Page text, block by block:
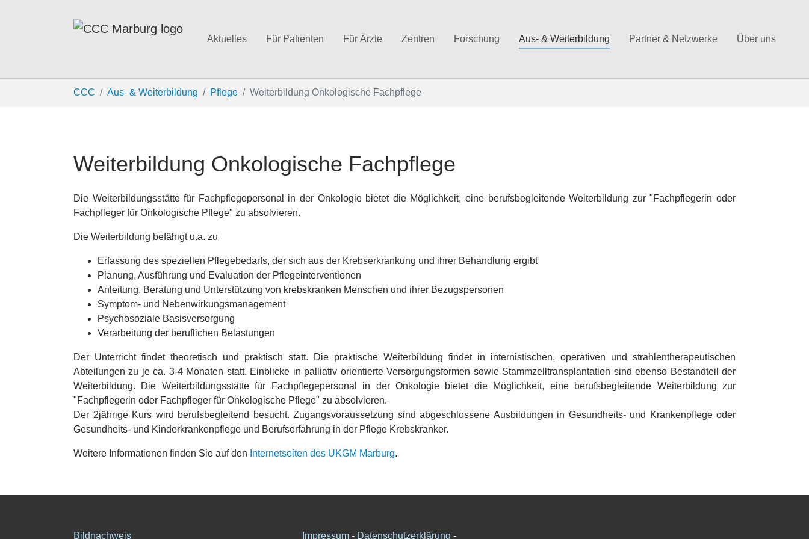
Aktuelles Für Patienten Für Ärzte Zentren Forschung Aus- & Weiterbildung Partner & Netzwerke Über uns
CCC Aus- & Weiterbildung Pflege Weiterbildung Onkologische Fachpflege
Weiterbildung Onkologische Fachpflege
Die Weiterbildungsstätte für Fachpflegepersonal in der Onkologie bietet die Möglichkeit, eine berufsbegleitende Weiterbildung zur "Fachpflegerin oder
Fachpfleger für Onkologische Pflege" zu absolvieren.
Die Weiterbildung befähigt u.a. zu
Erfassung des speziellen Pflegebedarfs, der sich aus der Krebserkrankung und ihrer Behandlung ergibt
Planung, Ausführung und Evaluation der Pflegeinterventionen
Anleitung, Beratung und Unterstützung von krebskranken Menschen und ihrer Bezugspersonen
Symptom- und Nebenwirkungsmanagement
Psychosoziale Basisversorgung
Verarbeitung der beruflichen Belastungen
Der Unterricht findet theoretisch und praktisch statt. Die praktische Weiterbildung findet in internistischen, operativen und strahlentherapeutischen
Abteilungen zu je ca. 3-4 Monaten statt. Einblicke in palliativ orientierte Versorgungsformen sowie Stammzelltransplantation sind ebenso Bestandteil der
Weiterbildung. Die Weiterbildungsstätte für Fachpflegepersonal in der Onkologie bietet die Möglichkeit, eine berufsbegleitende Weiterbildung zur
"Fachpflegerin oder Fachpfleger für Onkologische Pflege" zu absolvieren.
Der 2jährige Kurs wird berufsbegleitend besucht. Zugangsvoraussetzung sind abgeschlossene Ausbildungen in Gesundheits- und Krankenpflege oder
Gesundheits- und Kinderkrankenpflege und Berufserfahrung in der Pflege Krebskranker.
Weitere Informationen finden Sie auf den Internetseiten des UKGM Marburg.
Bildnachweis Impressum - Datenschutzerklärung -